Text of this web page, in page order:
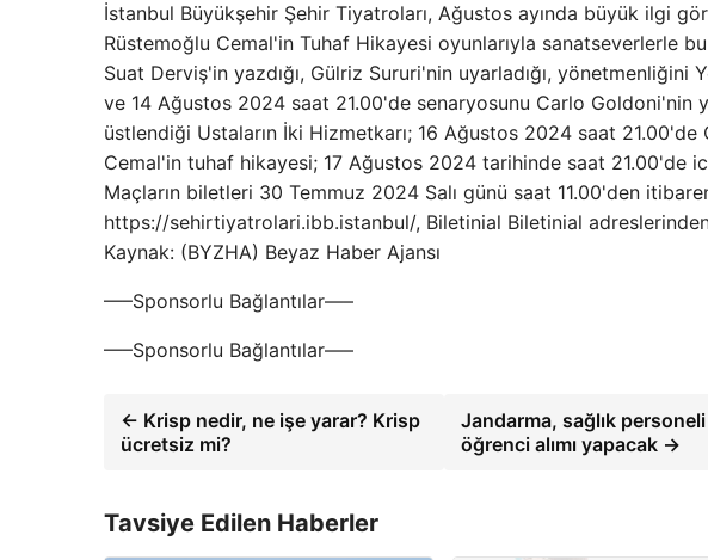
İstanbul Büyükşehir Şehir Tiyatroları, Ağustos ayında büyük ilgi
Rüstemoğlu Cemal'in Tuhaf Hikayesi oyunlarıyla sanatseverlerle
Suat Derviş'in yazdığı, Gülriz Sururi'nin uyarladığı, yönetmenliğini
ve 14 Ağustos 2024 saat 21.00'de senaryosunu Carlo Goldoni'nin
üstlendiği Ustaların İki Hizmetkarı; 16 Ağustos 2024 saat
Cemal'in tuhaf hikayesi; 17 Ağustos 2024 tarihinde saat 21.00'de
Maçların biletleri 30 Temmuz 2024 Salı günü saat 11.00'den
https://sehirtiyatrolari.ibb.istanbul/, Biletinial Biletinial
Kaynak: (BYZHA) Beyaz Haber Ajansı
—–Sponsorlu Bağlantılar—–
—–Sponsorlu Bağlantılar—–
← Krisp nedir, ne işe yarar? Krisp
ücretsiz mi?
Jandarma, sağlık
öğrenci alımı yapacak →
Tavsiye Edilen Haberler